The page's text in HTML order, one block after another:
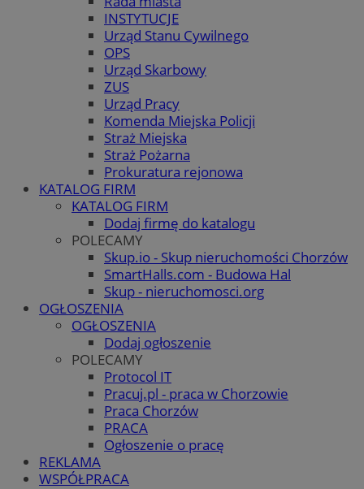
INSTYTUCJE
Urząd Stanu Cywilnego
OPS
Urząd Skarbowy
ZUS
Urząd Pracy
Komenda Miejska Policji
Straż Miejska
Straż Pożarna
Prokuratura rejonowa
KATALOG FIRM
KATALOG FIRM
Dodaj firmę do katalogu
POLECAMY
Skup.io - Skup nieruchomości Chorzów
SmartHalls.com - Budowa Hal
Skup - nieruchomosci.org
OGŁOSZENIA
OGŁOSZENIA
Dodaj ogłoszenie
POLECAMY
Protocol IT
Pracuj.pl - praca w Chorzowie
Praca Chorzów
PRACA
Ogłoszenie o pracę
REKLAMA
WSPÓŁPRACA